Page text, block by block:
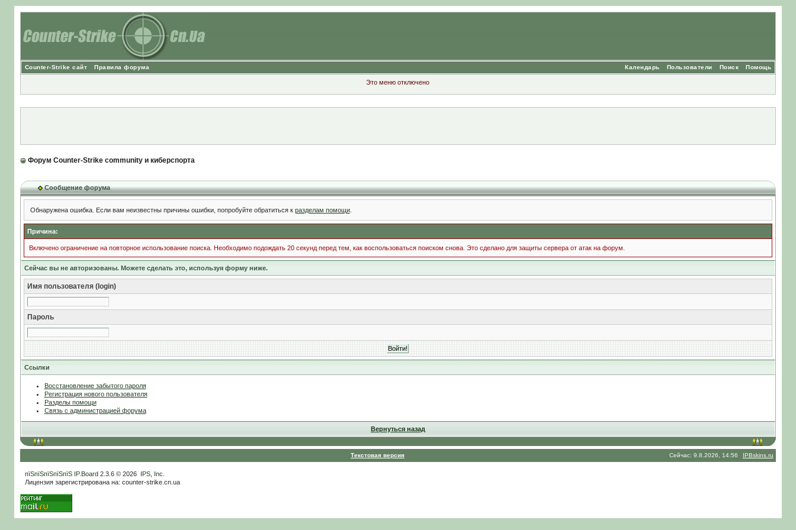
Counter-Strike сайт Правила форума Помощь
Поиск
Пользователи
Календарь
Это меню отключено
Форум Counter-Strike community и киберспорта
Сообщение форума
Обнаружена ошибка. Если вам неизвестны причины ошибки, попробуйте обратиться к разделам помощи.
Причина:
Включено ограничение на повторное использование поиска. Необходимо подождать 20 секунд перед тем, как воспользоваться поиском снова. Это сделано для защиты сервера от атак на форум.
Сейчас вы не авторизованы. Можете сделать это, используя форму ниже.
Имя пользователя (login)
Пароль
Ссылки
Восстановление забытого пароля
Регистрация нового пользователя
Разделы помощи
Связь с администрацией форума
Вернуться назад
Текстовая версия Сейчас: 9.8.2026, 14:56 IPBskins.ru
пїЅпїЅпїЅпїЅпїЅ IP.Board2.3.6 © 2026 IPS, Inc
Лицензия зарегистрирована на: counter-strike.cn.ua